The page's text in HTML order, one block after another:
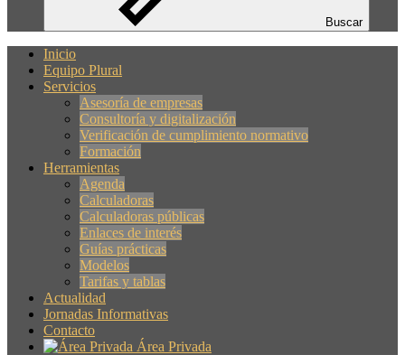
Buscar
Inicio
Equipo Plural
Servicios
Asesoría de empresas
Consultoría y digitalización
Verificación de cumplimiento normativo
Formación
Herramientas
Agenda
Calculadoras
Calculadoras públicas
Enlaces de interés
Guías prácticas
Modelos
Tarifas y tablas
Actualidad
Jornadas Informativas
Contacto
Área Privada